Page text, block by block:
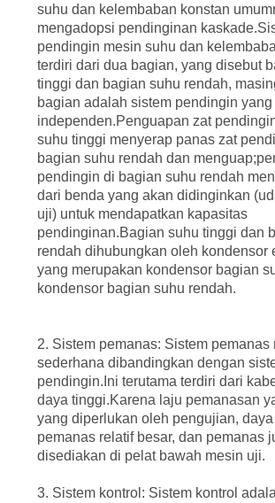
suhu dan kelembaban konstan
mengadopsi pendinginan
pendingin mesin suhu dan
terdiri dari dua bagian, yang disebut
tinggi dan bagian suhu rendah,
bagian adalah sistem pendingin yang
independen.Penguapan zat
suhu tinggi menyerap panas zat
bagian suhu rendah dan
pendingin di bagian suhu rendah
dari benda yang akan didinginkan
uji) untuk mendapatkan kapasitas
pendinginan.Bagian suhu tinggi dan
rendah dihubungkan oleh kondensor
yang merupakan kondensor bagian
kondensor bagian suhu rendah.
2. Sistem pemanas: Sistem pemanas
sederhana dibandingkan dengan
pendingin.Ini terutama terdiri dari
daya tinggi.Karena laju pemanasan
yang diperlukan oleh pengujian,
pemanas relatif besar, dan pemanas
disediakan di pelat bawah mesin uji.
3. Sistem kontrol: Sistem kontrol